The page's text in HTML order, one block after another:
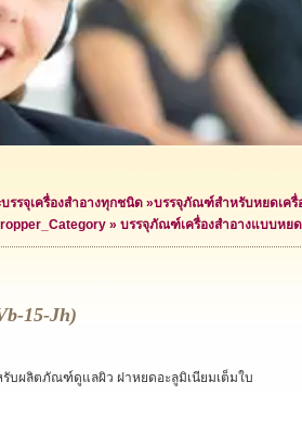
รรจุเครื่องสำอางทุกชนิด »บรรจุภัณฑ์สำหรับหยดเครื่
» บรรจุภัณฑ์เครื่องสำอางแบบหย
15-Jh)
รับผลิตภัณฑ์ดูแลผิว ฝาหยดอะลูมิเนียมเต็มใบ